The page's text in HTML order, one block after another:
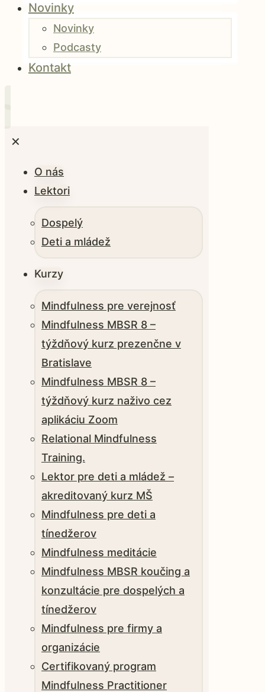
Novinky
Novinky
Podcasty
Kontakt
✕
O nás
Lektori
Dospelý
Deti a mládež
Kurzy
Mindfulness pre verejnosť
Mindfulness MBSR 8 –
týždňový kurz prezenčne v
Bratislave
Mindfulness MBSR 8 –
týždňový kurz naživo cez
aplikáciu Zoom
Relational Mindfulness
Training.
Lektor pre deti a mládež –
akreditovaný kurz MŠ
Mindfulness pre deti a
tínedžerov
Mindfulness meditácie
Mindfulness MBSR koučing a
konzultácie pre dospelých a
tínedžerov
Mindfulness pre firmy a
organizácie
Certifikovaný program
Mindfulness Practitioner